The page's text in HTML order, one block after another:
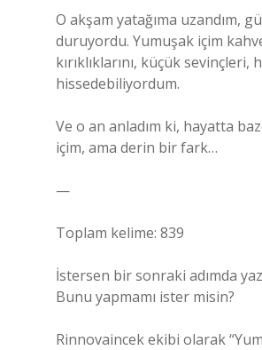
O akşam yatağıma uzandım,
duruyordu. Yumuşak içim
kırıklıklarını, küçük
hissedebiliyordum.
Ve o an anladım ki, hayatta
içim, ama derin bir fark…
—
Toplam kelime: 839
İstersen bir sonraki adımda
Bunu yapmamı ister misin?
Rinnovaincek ekibi olarak